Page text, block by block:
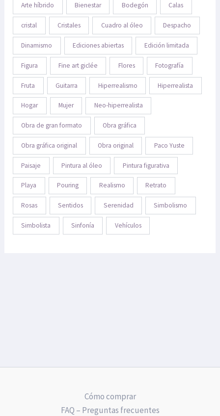
Arte híbrido Bienestar Bodegón Calas
cristal Cristales Cuadro al óleo Despacho
Dinamismo Ediciones abiertas Edición limitada
Figura Fine art giclée Flores Fotografía
Fruta Guitarra Hiperrealismo Hiperrealista
Hogar Mujer Neo-hiperrealista
Obra de gran formato Obra gráfica
Obra gráfica original Obra original Paco Yuste
Paisaje Pintura al óleo Pintura figurativa
Playa Pouring Realismo Retrato
Rosas Sentidos Serenidad Simbolismo
Simbolista Sinfonía Vehículos
Cómo comprar
FAQ – Preguntas frecuentes